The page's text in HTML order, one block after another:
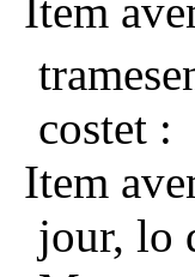
Item
costet :
Item
jour, lo